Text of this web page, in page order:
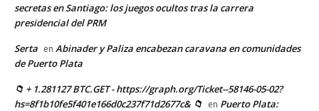
secretas en Santiago: los juegos ocultos tras la carrera
presidencial del PRM
Serta en Abinader y Paliza encabezan caravana en comunidades
de Puerto Plata
📁 + 1.281127 BTC.GET - https://graph.org/Ticket--58146-05-02?
hs=8f1b10fe5f401e166d0c237f71d2677c& 📁 en Puerto Plata: